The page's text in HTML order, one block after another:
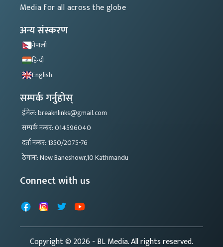
Media for all across the globe
अन्य संस्करण
नेपाली
हिन्दी
English
सम्पर्क गर्नुहोस्
ईमेल: breaknlinks@gmail.com
सम्पर्क नम्बर: 014596040
दर्ता नम्बर: 1350/2075-76
ठेगाना: New Baneshowr,10 Kathmandu
Connect with us
FacebookInstagram
X YouTube
Copyright © 2026- BL Media. All rights reserved.